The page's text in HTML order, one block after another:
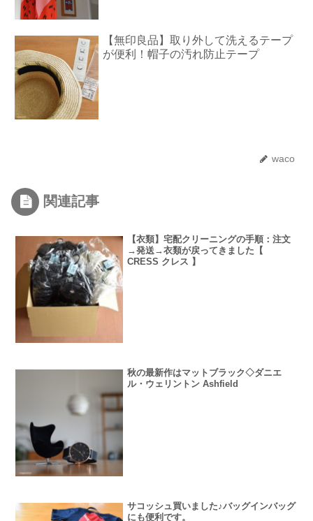
【無印良品】取り外して洗えるテープ
が便利！帽子の汚れ防止テープ
waco
関連記事
【衣類】宅配クリーニングの手順：注文
→発送→衣類が戻ってきました【
CRESS クレス 】
秋の最新作はマットブラック◇ダニエ
ル・ウェリントン Ashfield
サコッシュ買いました♪バッグインバッグ
にも便利です。